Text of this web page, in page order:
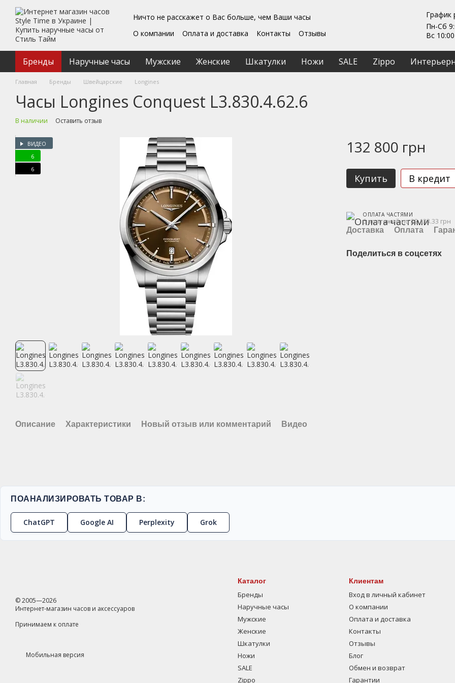
Перейти к основному контенту
Ничто не расскажет о Вас больше, чем Ваши часы
О компании
Оплата и доставка Контакты
Отзывы
Пользовательское соглашение
График
Пн-Сб
Вс
Бренды Наручные часы Мужские Женские Шкатулки Ножи SALE Zippo
Главная Бренды Швейцарские Longines
Часы Longines Conquest L3.830.4.62.6
В наличии Оставить отзыв
ВИДЕО
6
6
Описание Характеристики Новый отзыв или комментарий Видео
132 800 грн
Купить В кредит
ОПЛАТА ЧАСТЯМИ
6 платежей по 22 133.33 грн
Доставка Оплата
Поделиться в соцсетях
ПОАНАЛИЗИРОВАТЬ ТОВАР В:
ChatGPT Google AI Perplexity Grok
© 2005—2026
Интернет-магазин часов и аксессуаров
Принимаем к оплате
Мобильная версия
Каталог
Бренды
Наручные часы
Мужские
Женские
Шкатулки
Ножи
SALE
Zippo
Клиентам
Вход в личный кабинет
О компании
Оплата и доставка
Контакты
Отзывы
Блог
Обмен и возврат
Гарантии